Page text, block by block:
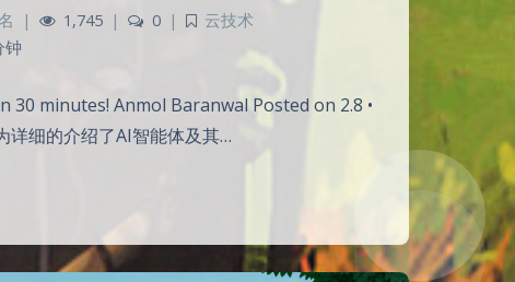
| 1,745 | 0 |
云技术
钟
minutes! Anmol Baranwal Posted on 2.8 •
细的介绍了AI智能体及其…